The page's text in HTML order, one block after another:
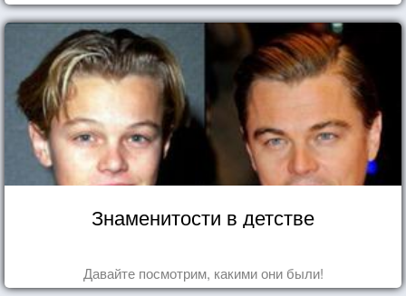
Знаменитости в детстве
Давайте посмотрим, какими они были!